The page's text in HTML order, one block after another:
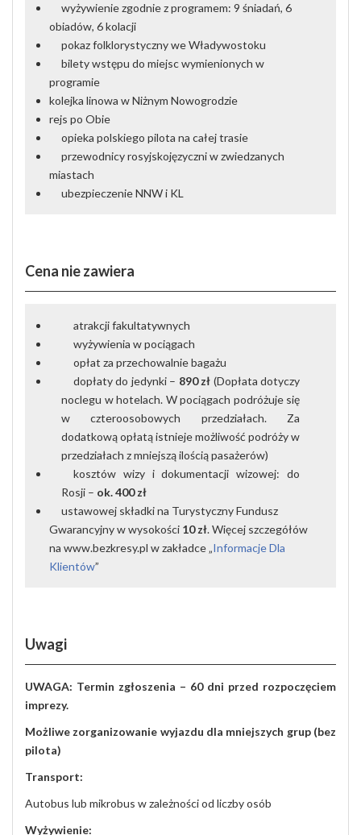
wyżywieniezgodnie z programem: 9 śniadań, 6
obiadów, 6 kolacji
pokaz folklorystyczny we Władywostoku
bilety wstępu do miejsc wymienionych w
programie
kolejka linowa w Niżnym Nowogrodzie
rejs po Obie
opieka polskiego pilota na całejtrasie
przewodnicyrosyjskojęzyczni w zwiedzanych
miastach
ubezpieczenieNNWi KL
Cena nie zawiera
atrakcji fakultatywnych
wyżywienia w pociągach
opłat za przechowalnie bagażu
dopłaty do jedynki – 890 zł (Dopłata dotyczy
noclegu w hotelach. W pociągach podróżuje się
w czteroosobowych przedziałach. Za
dodatkową opłatą istnieje możliwość podróży w
przedziałach z mniejszą ilością pasażerów)
kosztów wizy i dokumentacji wizowej: do
Rosji – ok. 400 zł
ustawowej składki na Turystyczny Fundusz
Gwarancyjny w wysokości 10 zł. Więcej szczegółów
na www.bezkresy.pl w zakładce „Informacje Dla
Klientów”
Uwagi
UWAGA: Termin zgłoszenia – 60 dni przed rozpoczęciem
imprezy.
Możliwe zorganizowanie wyjazdu dla mniejszych grup (bez
pilota)
Transport:
Autobus lub mikrobus wzależnościod liczbyosób
Wyżywienie: